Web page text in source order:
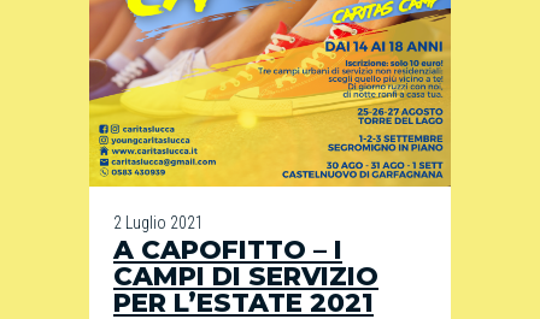
2 Luglio 2021
A CAPOFITTO – I
CAMPI DI SERVIZIO
PER L’ESTATE 2021